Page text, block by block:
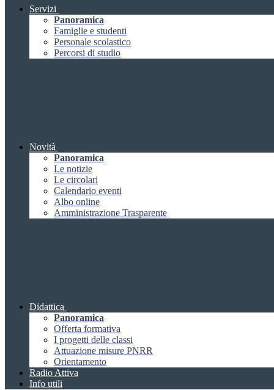
Servizi
Panoramica
Famiglie e studenti
Personale scolastico
Percorsi di studio
Novità
Panoramica
Le notizie
Le circolari
Calendario eventi
Albo online
Amministrazione Trasparente
Didattica
Panoramica
Offerta formativa
I progetti delle classi
Attuazione misure PNRR
Orientamento
Radio Attiva
Info utili